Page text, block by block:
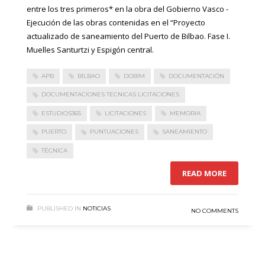
entre los tres primeros* en la obra del Gobierno Vasco -
Ejecución de las obras contenidas en el “Proyecto
actualizado de saneamiento del Puerto de Bilbao. Fase I.
Muelles Santurtzi y Espigón central.
APB BILBAO DOBIM DOCUMENTACIÓN
DOCUMENTACIONES TECNICAS LICITACIONES
ESTUDIOS365 LICITACIONES MEMORIA
PUERTO PUNTUACIONES SANEAMIENTO
TÉCNICA
READ MORE
PUBLISHED IN NOTICIAS NO COMMENTS